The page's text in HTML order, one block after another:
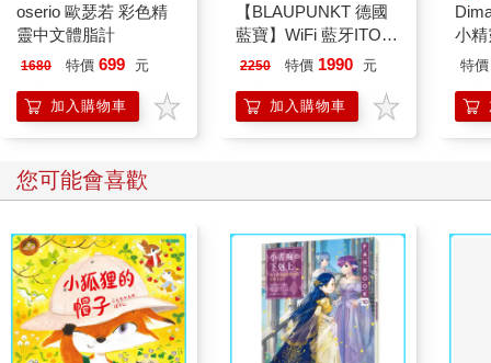
oserio 歐瑟若 彩色精
靈中文體脂計
1680 特價 699 元
加入購物車
【BLAUPUNKT 德國
藍寶】WiFi 藍牙ITO
八點傳感體脂計(BPH-
2250 特價 1990 元
加入購物車
小精
特價
您可能會喜歡